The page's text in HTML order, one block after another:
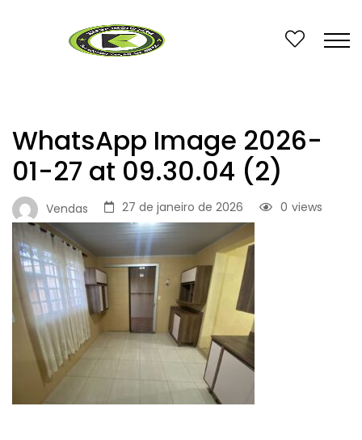
WhatsApp Image 2026-
01-27 at 09.30.04 (2)
Vendas 27 de janeiro de 2026 views
0